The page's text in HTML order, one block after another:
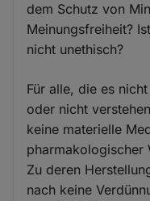
dem Schutz von
Meinungsfreiheit?
nicht unethisch?
Für alle, die es
oder nicht
keine materielle
pharmakologischer
Zu deren
nach keine